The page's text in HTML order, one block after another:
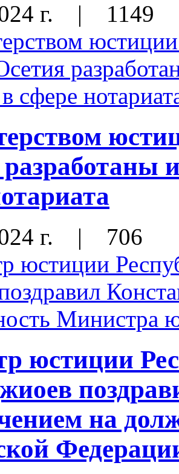
г. | 1149
г. | 706
юстиции
на